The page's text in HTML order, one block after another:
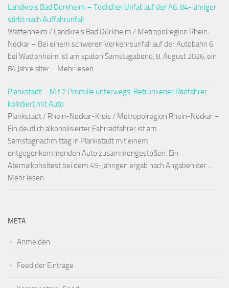
Landkreis Bad Dürkheim – Tödlicher Unfall auf der A6: 84-Jähriger
stirbt nach Auffahrunfall
Wattenheim / Landkreis Bad Dürkheim / Metropolregion Rhein-
Neckar – Bei einem schweren Verkehrsunfall auf der Autobahn 6
bei Wattenheim ist am späten Samstagabend, 8. August 2026, ein
84 Jahre alter ... Mehr lesen
Plankstadt – Mit 2 Promille unterwegs: Betrunkener Radfahrer
kollidiert mit Auto
Plankstadt / Rhein-Neckar-Kreis / Metropolregion Rhein-Neckar –
Ein deutlich alkoholisierter Fahrradfahrer ist am
Samstagnachmittag in Plankstadt mit einem
entgegenkommenden Auto zusammengestoßen. Ein
Atemalkoholtest bei dem 45-Jährigen ergab nach Angaben der ...
Mehr lesen
META
Anmelden
Feed der Einträge